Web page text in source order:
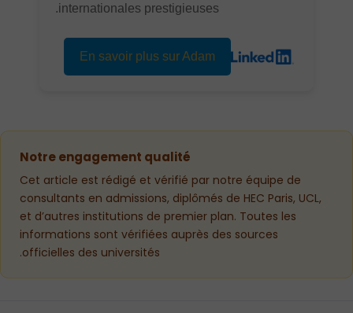
internationales prestigieuses.
En savoir plus sur Adam
Notre engagement qualité
Cet article est rédigé et vérifié par notre équipe de
consultants en admissions, diplômés de HEC Paris, UCL,
et d’autres institutions de premier plan. Toutes les
informations sont vérifiées auprès des sources
officielles des universités.